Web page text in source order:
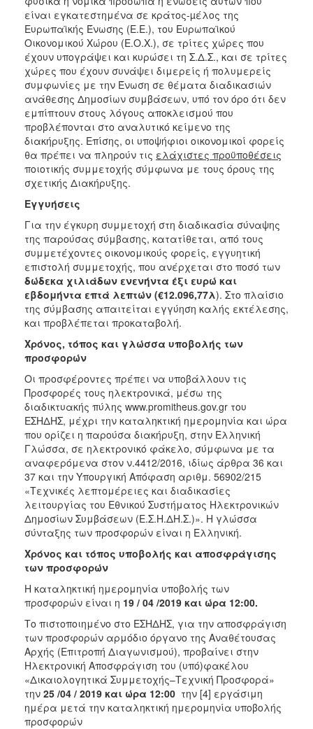
είναι εγκατεστημένα σε κράτος-µέλος της
Ευρωπαϊκής Ένωσης (Ε.Ε.), του Ευρωπαϊκού
Οικονομικού Χώρου (Ε.Ο.Χ.), σε τρίτες χώρες που
έχουν υπογράψει και κυρώσει τη Σ.Δ.Σ., και σε τρίτες
χώρες που έχουν συνάψει διμερείς ή πολυμερείς
συμφωνίες με την Ένωση σε θέματα διαδικασιών
ανάθεσης Δημοσίων συμβάσεων, υπό τον όρο ότι δεν
εμπίπτουν στους λόγους αποκλεισμού που
προβλέπονται στο αναλυτικό κείμενο της
διακήρυξης. Επίσης, οι υποψήφιοι οικονομικοί φορείς
θα πρέπει να πληρούν τις ελάχιστες προϋποθέσεις
ποιοτικής συμμετοχής σύμφωνα με τους όρους της
σχετικής Διακήρυξης.
Εγγυήσεις
Για την έγκυρη συμμετοχή στη διαδικασία σύναψης
της παρούσας σύμβασης, κατατίθεται, από τους
συμμετέχοντες οικονομικούς φορείς, εγγυητική
επιστολή συμμετοχής, που ανέρχεται στο ποσό των
δώδεκα χιλιάδων ενενήντα έξι ευρώ και
εβδομήντα επτά λεπτών (€12.096,77λ). Στο πλαίσιο
της σύμβασης απαιτείται εγγύηση καλής εκτέλεσης,
και προβλέπεται προκαταβολή.
Χρόνος, τόπος και γλώσσα υποβολής των
προσφορών
Οι προσφέροντες πρέπει να υποβάλλουν τις
Προσφορές τους ηλεκτρονικά, μέσω της
διαδικτυακής πύλης www.promitheus.gov.gr του
ΕΣΗΔΗΣ, μέχρι την καταληκτική ημερομηνία και ώρα
που ορίζει η παρούσα διακήρυξη, στην Ελληνική
Γλώσσα, σε ηλεκτρονικό φάκελο, σύμφωνα με τα
αναφερόμενα στον ν.4412/2016, ιδίως άρθρα 36 και
37 και την Υπουργική Απόφαση αριθμ. 56902/215
«Τεχνικές λεπτομέρειες και διαδικασίες
λειτουργίας του Εθνικού Συστήματος Ηλεκτρονικών
Δημοσίων Συμβάσεων (Ε.Σ.Η.ΔΗ.Σ.)». Η γλώσσα
σύνταξης των προσφορών είναι η Ελληνική.
Χρόνος και τόπος υποβολής και αποσφράγισης
των προσφορών
Η καταληκτική ημερομηνία υποβολής των
προσφορών είναι η 19 / 04 /2019 και ώρα 12:00.
Το πιστοποιημένο στο ΕΣΗΔΗΣ, για την αποσφράγιση
των προσφορών αρμόδιο όργανο της Αναθέτουσας
Αρχής (Επιτροπή Διαγωνισμού), προβαίνει στην
Ηλεκτρονική Αποσφράγιση του (υπό)φακέλου
«Δικαιολογητικά Συμμετοχής–Τεχνική Προσφορά»
την 25 /04 / 2019 και ώρα 12:00 την [4] εργάσιμη
ημέρα μετά την καταληκτική ημερομηνία υποβολής
προσφορών